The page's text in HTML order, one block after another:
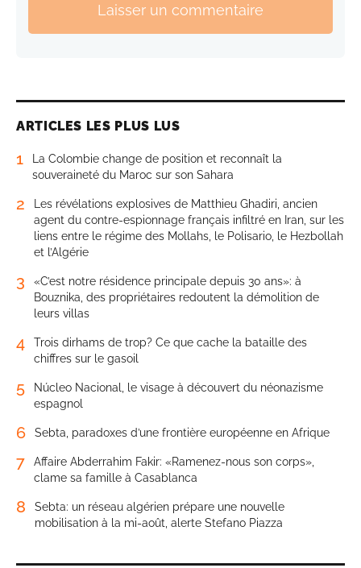
Laisser un commentaire
ARTICLES LES PLUS LUS
1
La Colombie change de position et reconnaît la
souveraineté du Maroc sur son Sahara
2
Les révélations explosives de Matthieu Ghadiri, ancien
agent du contre-espionnage français infiltré en Iran, sur les
liens entre le régime des Mollahs, le Polisario, le Hezbollah
et l’Algérie
3
«C’est notre résidence principale depuis 30 ans»: à
Bouznika, des propriétaires redoutent la démolition de
leurs villas
4
Trois dirhams de trop? Ce que cache la bataille des
chiffres sur le gasoil
5
Núcleo Nacional, le visage à découvert du néonazisme
espagnol
6 Sebta, paradoxes d’une frontière européenne en Afrique
7
Affaire Abderrahim Fakir: «Ramenez-nous son corps»,
clame sa famille à Casablanca
8
Sebta: un réseau algérien prépare une nouvelle
mobilisation à la mi-août, alerte Stefano Piazza